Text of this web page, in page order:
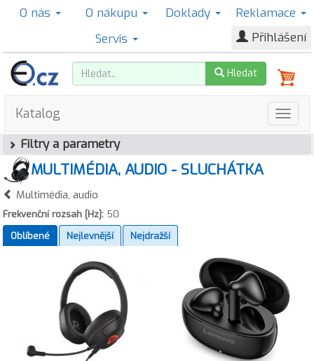
O nás O nákupu Doklady
Reklamace
Servis
Přihlášení
Hledat
Katalog
Filtry a parametry
MULTIMÉDIA, AUDIO - SLUCHÁTKA
Multimédia, audio
Frekvenční rozsah [Hz]: 50
Oblíbené
Nejlevnější Nejdražší